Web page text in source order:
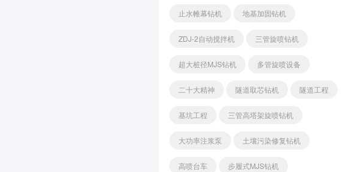
止水帷幕钻机 地基加固钻机
ZDJ-2自动搅拌机 三管旋喷钻机
超大桩径MJS钻机 多管旋喷设备
二十大精神 隧道取芯钻机 隧道工程
基坑工程 三管高塔架旋喷钻机
大功率注浆泵 土壤污染修复钻机
高喷台车 步履式MJS钻机